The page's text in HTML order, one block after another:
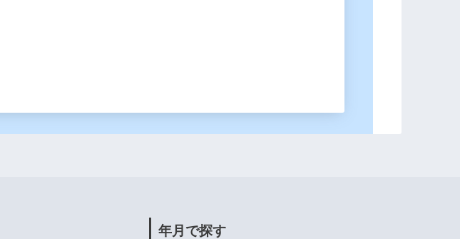
年月で探す